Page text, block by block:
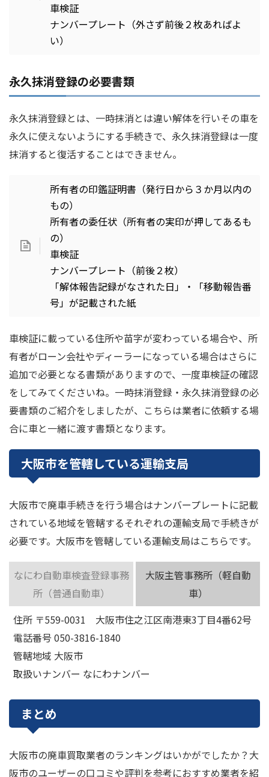
車検証
ナンバープレート（外さず前後２枚あればよ
い）
永久抹消登録の必要書類
永久抹消登録とは、一時抹消とは違い解体を行いその車を
永久に使えないようにする手続きで、永久抹消登録は一度
抹消すると復活することはできません。
所有者の印鑑証明書（発行日から３か月以内の
もの）
所有者の委任状（所有者の実印が押してあるも
の）
車検証
ナンバープレート（前後２枚）
「解体報告記録がなされた日」・「移動報告番
号」が記載された紙
車検証に載っている住所や苗字が変わっている場合や、所
有者がローン会社やディーラーになっている場合はさらに
追加で必要となる書類がありますので、一度車検証の確認
をしてみてくださいね。一時抹消登録・永久抹消登録の必
要書類のご紹介をしましたが、こちらは業者に依頼する場
合に車と一緒に渡す書類となります。
大阪市を管轄している運輸支局
大阪市で廃車手続きを行う場合はナンバープレートに記載
されている地域を管轄するそれぞれの運輸支局で手続きが
必要です。大阪市を管轄している運輸支局はこちらです。
なにわ自動車検査登録事務
所（普通自動車）
大阪主管事務所（軽自動
車）
住所 〒559-0031 大阪市住之江区南港東3丁目4番62号
電話番号 050-3816-1840
管轄地域 大阪市
取扱いナンバー なにわナンバー
まとめ
大阪市の廃車買取業者のランキングはいかがでしたか？大
阪市のユーザーの口コミや評判を参考におすすめ業者を紹